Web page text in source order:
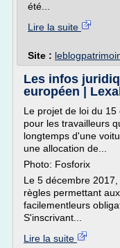
été...
Lire la suite
Site :
Les infos
européen |
Le projet de loi du
pour les travailleurs
longtemps d'une
une allocation de...
Photo: Fosforix
Le 5 décembre
règles permettant
facilementleurs
S'inscrivant...
Lire la suite